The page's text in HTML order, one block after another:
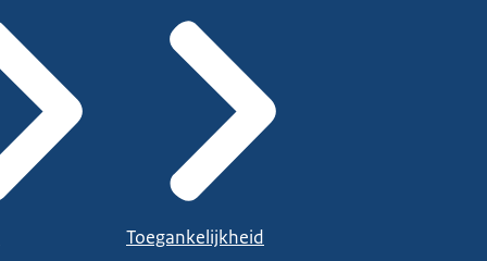
Toegankelijkheid